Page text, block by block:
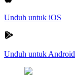
Unduh untuk iOS
Unduh untuk Android